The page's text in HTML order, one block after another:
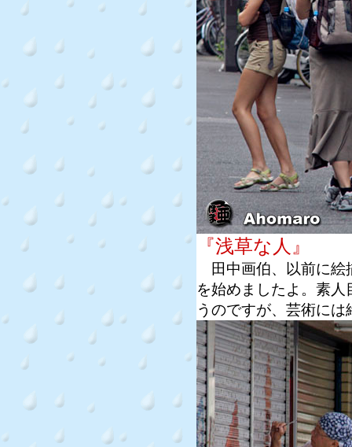
『浅草な人』
田中画伯、以前に絵
を始めましたよ。素
うのですが、芸術に